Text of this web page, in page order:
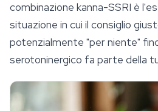
combinazione kanna-SSRI è
situazione in cui il consiglio
potenzialmente "per niente"
serotoninergico fa parte della